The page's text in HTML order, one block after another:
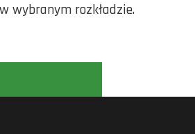
wybranym rozkładzie.